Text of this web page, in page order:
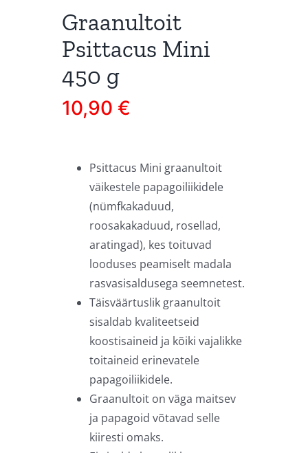
Graanultoit
Psittacus Mini
450 g
10,90 €
Psittacus Mini graanultoit
väikestele papagoiliikidele
(nümfkakaduud,
roosakakaduud, rosellad,
aratingad), kes toituvad
looduses peamiselt madala
rasvasisaldusega seemnetest.
Täisväärtuslik graanultoit
sisaldab kvaliteetseid
koostisaineid ja kõiki vajalikke
toitaineid erinevatele
papagoiliikidele.
Graanultoit on väga maitsev
ja papagoid võtavad selle
kiiresti omaks.